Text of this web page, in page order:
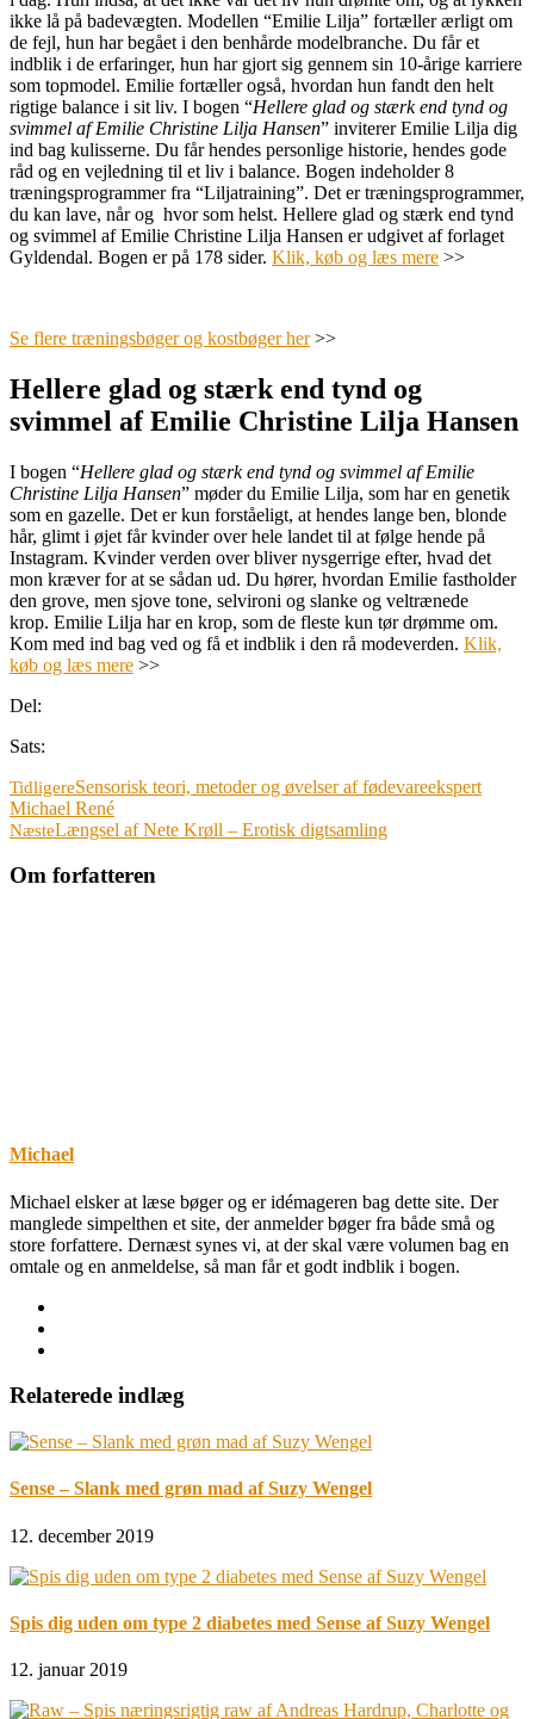
ikke lå på badevægten. Modellen “Emilie Lilja” fortæller ærligt om
de fejl, hun har begået i den benhårde modelbranche. Du får et
indblik i de erfaringer, hun har gjort sig gennem sin 10-årige karriere
som topmodel. Emilie fortæller også, hvordan hun fandt den helt
rigtige balance i sit liv. I bogen “Hellere glad og stærk end tynd og
svimmel af Emilie Christine Lilja Hansen” inviterer Emilie Lilja dig
ind bag kulisserne. Du får hendes personlige historie, hendes gode
råd og en vejledning til et liv i balance. Bogen indeholder 8
træningsprogrammer fra “Liljatraining”. Det er træningsprogrammer,
du kan lave, når og hvor som helst. Hellere glad og stærk end tynd
og svimmel af Emilie Christine Lilja Hansen er udgivet af forlaget
Gyldendal. Bogen er på 178 sider. Klik, køb og læs mere >>
Se flere træningsbøger og kostbøger her>>
Hellere glad og stærk end tynd og
svimmel af Emilie Christine Lilja Hansen
I bogen “Hellere glad og stærk end tynd og svimmel af Emilie
Christine Lilja Hansen” møder du Emilie Lilja, som har en genetik
som en gazelle. Det er kun forståeligt, at hendes lange ben, blonde
hår, glimt i øjet får kvinder over hele landet til at følge hende på
Instagram. Kvinder verden over bliver nysgerrige efter, hvad det
mon kræver for at se sådan ud. Du hører, hvordan Emilie fastholder
den grove, men sjove tone, selvironi og slanke og veltrænede
krop. Emilie Lilja har en krop, som de fleste kun tør drømme om.
Kom med ind bag ved og få et indblik i den rå modeverden. Klik,
køb og læs mere >>
Del:
Sats:
TidligereSensorisk teori, metoder og øvelser af fødevareekspert
Michael René
NæsteLængsel af Nete Krøll – Erotisk digtsamling
Om forfatteren
Michael
Michael elsker at læse bøger og er idémageren bag dette site. Der
manglede simpelthen et site, der anmelder bøger fra både små og
store forfattere. Dernæst synes vi, at der skal være volumen bag en
omtale og en anmeldelse, så man får et godt indblik i bogen.
Relaterede indlæg
Sense – Slank med grøn mad af Suzy Wengel
12. december 2019
Spis dig uden om type 2 diabetes med Sense af Suzy Wengel
12. januar 2019